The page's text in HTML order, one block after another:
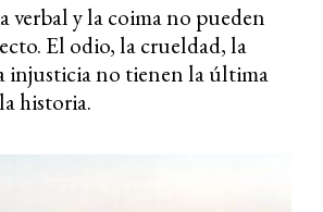
verbal y la coima no pueden
El odio, la crueldad, la
injusticia no tienen la última
historia.